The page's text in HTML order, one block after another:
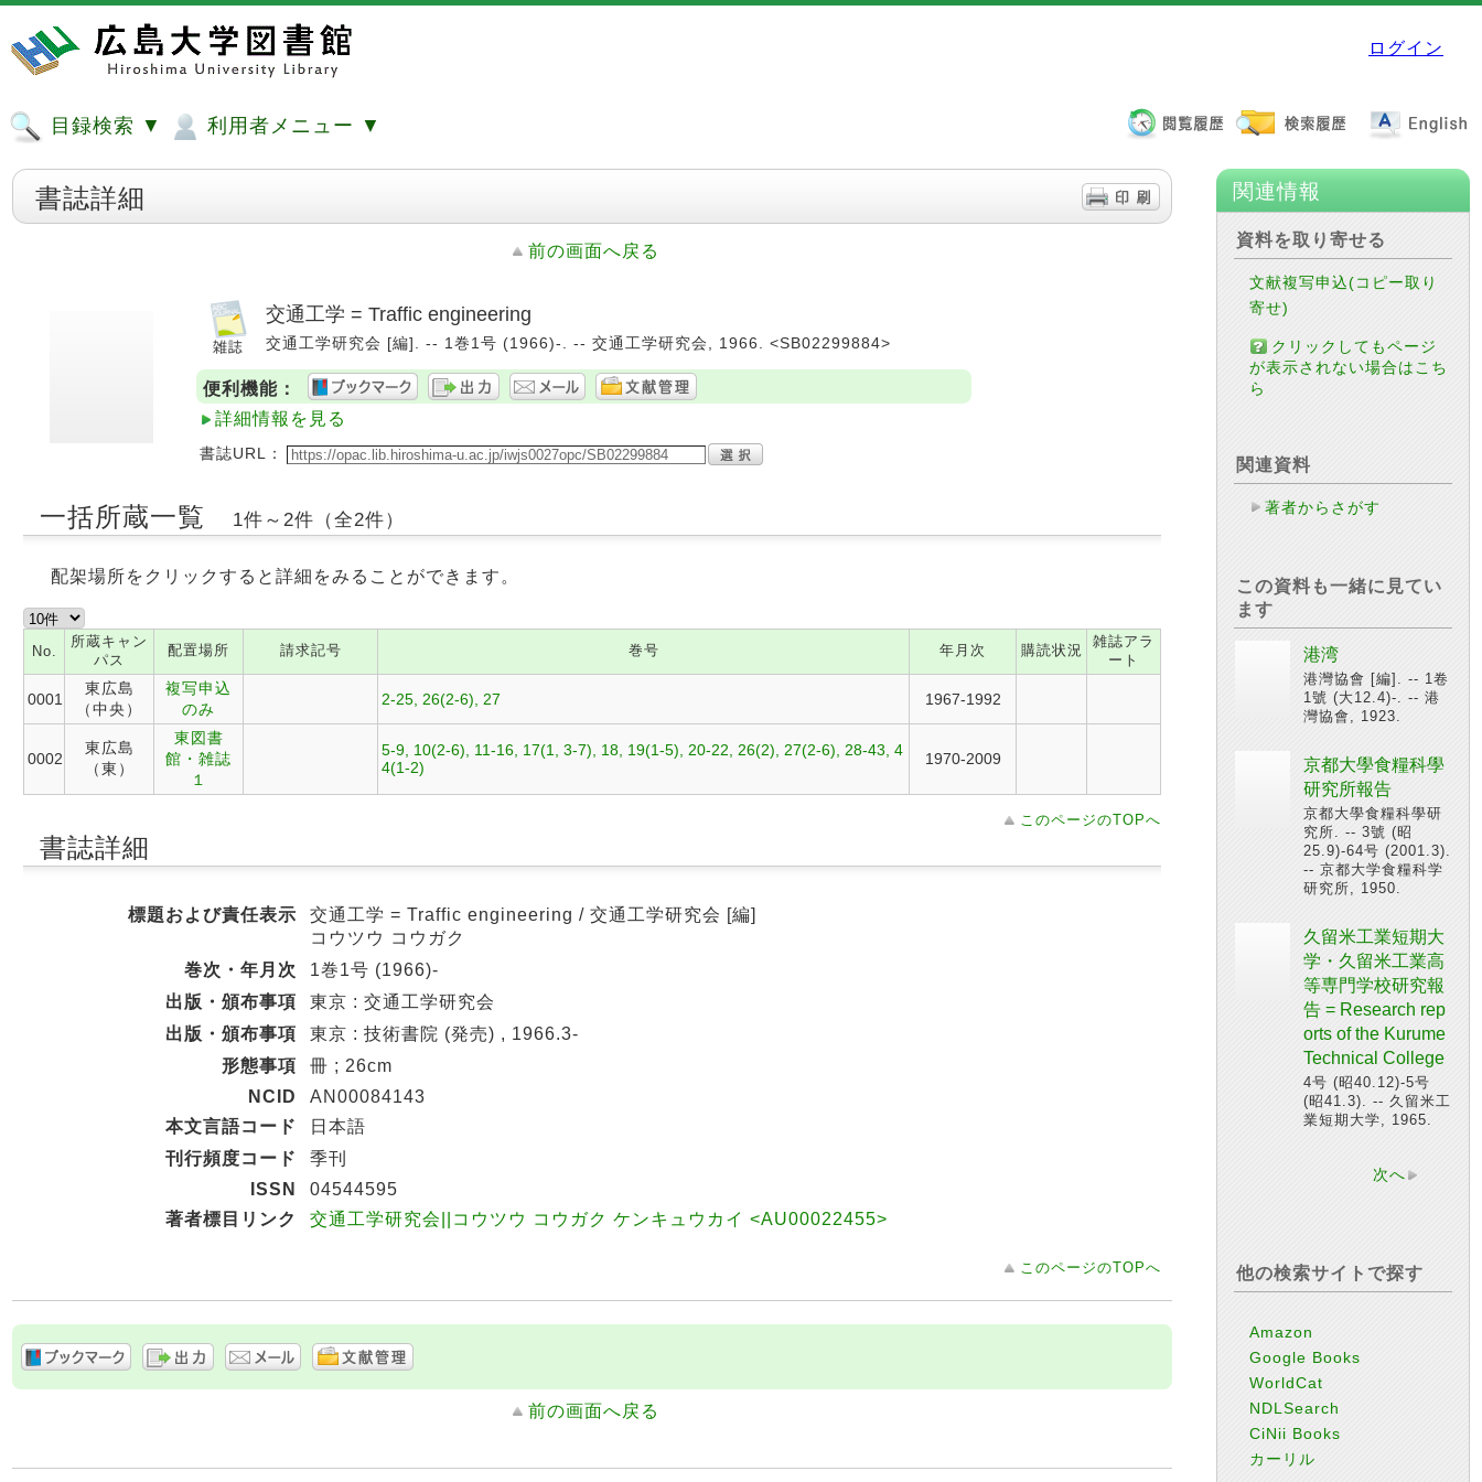
ログイン
目録検索 ▼ 利用者メニュー ▼
書誌詳細
前の画面へ戻る
交通工学 = Traffic engineering
交通工学研究会 [編]. -- 1巻1号 (1966)-. -- 交通工学研究会, 1966. <SB02299884>
便利機能：
詳細情報を見る
書誌URL：
一括所蔵一覧 1件～2件（全2件）
配架場所をクリックすると詳細をみることができます。
No.
所蔵キャン
パス
配置場所 請求記号 巻号 年月次 購読状況
雑誌アラ
ート
0001
東広島
（中央）
複写申込
のみ
2-25, 26(2-6), 27 1967-1992
0002
東広島
（東）
東図書
館・雑誌
１
5-9, 10(2-6), 11-16, 17(1, 3-7), 18, 19(1-5), 20-22, 26(2), 27(2-6), 28-43, 4
4(1-2)
1970-2009
このページのTOPへ
書誌詳細
標題および責任表示
交通工学 = Traffic engineering / 交通工学研究会 [編]
コウツウ コウガク
巻次・年月次
1巻1号 (1966)-
出版・頒布事項
東京 : 交通工学研究会
出版・頒布事項
東京 : 技術書院 (発売) , 1966.3-
形態事項
冊 ; 26cm
NCID
AN00084143
本文言語コード
日本語
刊行頻度コード
季刊
ISSN
04544595
著者標目リンク
交通工学研究会||コウツウ コウガク ケンキュウカイ <AU00022455>
このページのTOPへ
前の画面へ戻る
関連情報
資料を取り寄せる
文献複写申込(コピー取り
寄せ)
クリックしてもページ
が表示されない場合はこち
ら
関連資料
著者からさがす
この資料も一緒に見てい
ます
港湾
港灣協會 [編]. -- 1卷
1號 (大12.4)-. -- 港
灣協會, 1923.
京都大學食糧科學
研究所報告
京都大學食糧科學研
究所. -- 3號 (昭
25.9)-64号 (2001.3).
-- 京都大学食糧科学
研究所, 1950.
久留米工業短期大
学・久留米工業高
等専門学校研究報
告 = Research rep
orts of the Kurume
Technical College
4号 (昭40.12)-5号
(昭41.3). -- 久留米工
業短期大学, 1965.
次へ
他の検索サイトで探す
Amazon
Google Books
WorldCat
NDLSearch
CiNii Books
カーリル